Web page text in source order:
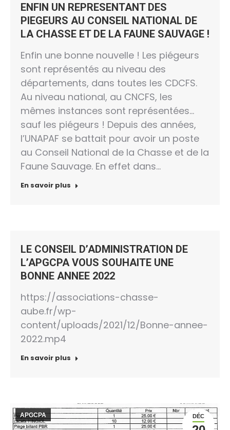
ENFIN UN REPRESENTANT DES
PIEGEURS AU CONSEIL NATIONAL DE
LA CHASSE ET DE LA FAUNE SAUVAGE !
Enfin une bonne nouvelle ! Les piégeurs
sont représentés au niveau des
départements, dans toutes les CDCFS.
Au niveau national, au CNCFS, les
mêmes instances sont représentées…
sauf les piégeurs ! Depuis des années,
l’UNAPAF se battait pour avoir un poste
au Conseil National de la Chasse et de la
Faune Sauvage. En effet dans…
En savoir plus
LE CONSEIL D’ADMINISTRATION DE
L’APGCPA VOUS SOUHAITE UNE
BONNE ANNEE 2022
https://associations-chasse-
aube.fr/wp-
content/uploads/2021/12/Bonne-annee-
2022.mp4
En savoir plus
DÉC
APGCPA